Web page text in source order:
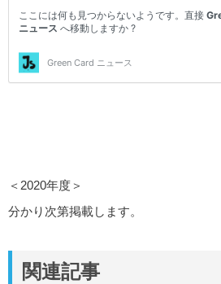
＜2020年度＞
分かり次第掲載します。
関連記事